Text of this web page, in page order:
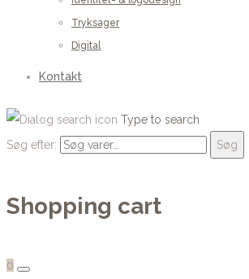
Tryksager
Digital
Kontakt
Type to search
Søg efter:
Søg
Shopping cart
0